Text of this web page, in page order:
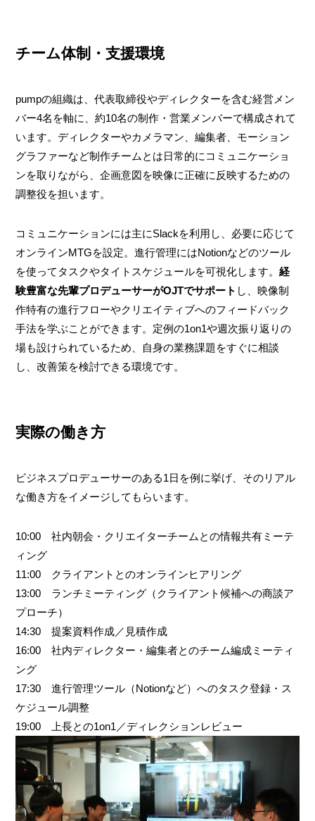
チーム体制・支援環境
pumpの組織は、代表取締役やディレクターを含む経営メン
バー4名を軸に、約10名の制作・営業メンバーで構成されて
います。ディレクターやカメラマン、編集者、モーション
グラファーなど制作チームとは日常的にコミュニケーショ
ンを取りながら、企画意図を映像に正確に反映するための
調整役を担います。
コミュニケーションには主にSlackを利用し、必要に応じて
オンラインMTGを設定。進行管理にはNotionなどのツール
を使ってタスクやタイトスケジュールを可視化します。経
験豊富な先輩プロデューサーがOJTでサポート し、映像制
作特有の進行フローやクリエイティブへのフィードバック
手法を学ぶことができます。定例の1on1や週次振り返りの
場も設けられているため、自身の業務課題をすぐに相談
し、改善策を検討できる環境です。
実際の働き方
ビジネスプロデューサーのある1日を例に挙げ、そのリアル
な働き方をイメージしてもらいます。
10:00 社内朝会・クリエイターチームとの情報共有ミーテ
ィング
11:00 クライアントとのオンラインヒアリング
13:00 ランチミーティング（クライアント候補への商談ア
プローチ）
14:30 提案資料作成／見積作成
16:00 社内ディレクター・編集者とのチーム編成ミーティ
ング
17:30 進行管理ツール（Notionなど）へのタスク登録・ス
ケジュール調整
19:00 上長との1on1／ディレクションレビュー